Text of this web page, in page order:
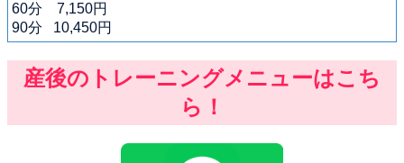
60分 7,150円
90分 10,450円
産後のトレーニングメニューはこち
ら！